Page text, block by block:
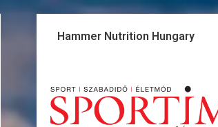
Hammer Nutrition Hungary